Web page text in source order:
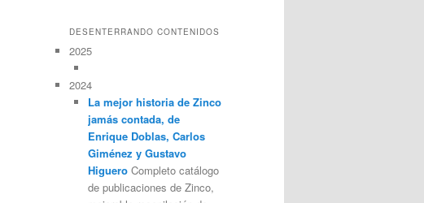
DESENTERRANDO CONTENIDOS
2025
2024
La mejor historia de Zinco
jamás contada, de
Enrique Doblas, Carlos
Giménez y Gustavo
HigueroCompleto catálogo
de publicaciones de Zinco,